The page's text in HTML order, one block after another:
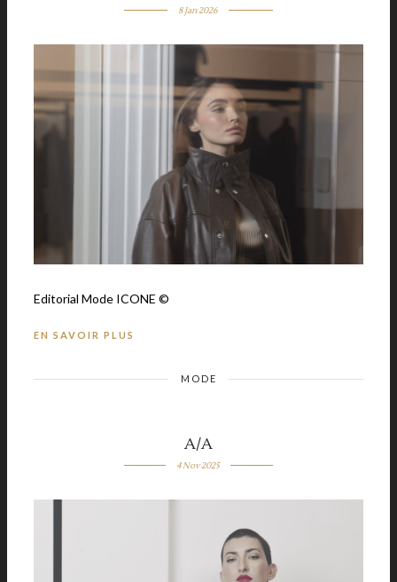
8 Jan 2026
Editorial Mode ICONE ©
EN SAVOIR PLUS
MODE
A/A
4 Nov 2025